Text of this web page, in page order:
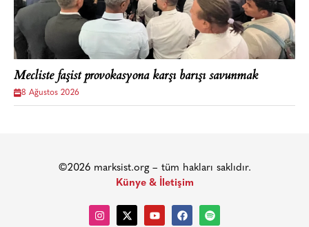
Mecliste faşist provokasyona karşı barışı savunmak
8 Ağustos 2026
©2026 marksist.org – tüm hakları saklıdır.
Künye & İletişim